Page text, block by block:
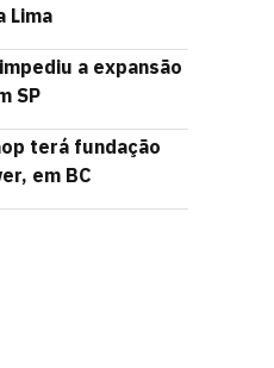
Lima
a expansão
SP
terá fundação
em BC